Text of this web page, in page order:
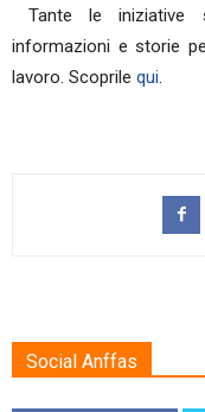
Tante le iniziative
informazioni e storie
lavoro. Scoprile qui.
Social Anffas